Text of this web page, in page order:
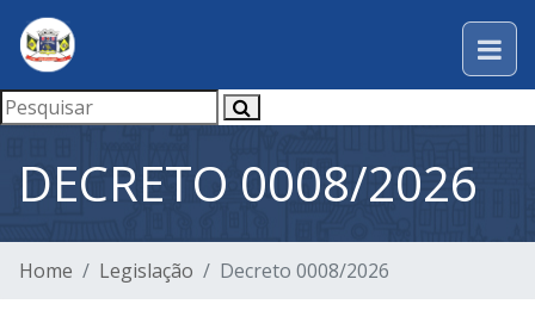
DECRETO 0008/2026
Home Legislação Decreto 0008/2026